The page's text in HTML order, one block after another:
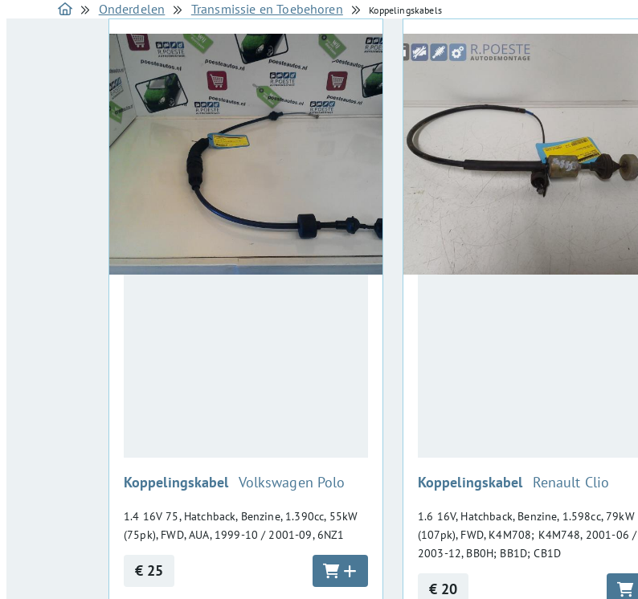
Onderdelen Transmissie en Toebehoren Koppelingskabels
Koppelingskabel :Volkswagen Polo
1.4 16V 75, Hatchback, Benzine, 1.390cc, 55kW
(75pk), FWD, AUA, 1999-10 / 2001-09, 6NZ1
€ 25
Koppelingskabel :Renault Clio
1.6 16V, Hatchback, Benzine, 1.598cc, 79kW
(107pk), FWD, K4M708; K4M748, 2001-06 /
2003-12, BB0H; BB1D; CB1D
€ 20